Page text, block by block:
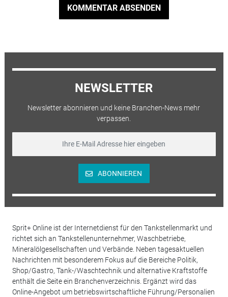
KOMMENTAR ABSENDEN
NEWSLETTER
Newsletter abonnieren und keine Branchen-News mehr
verpassen.
ABONNIEREN
Sprit+ Online ist der Internetdienst für den Tankstellenmarkt und
richtet sich an Tankstellenunternehmer, Waschbetriebe,
Mineralölgesellschaften und Verbände. Neben tagesaktuellen
Nachrichten mit besonderem Fokus auf die Bereiche Politik,
Shop/Gastro, Tank-/Waschtechnik und alternative Kraftstoffe
enthält die Seite ein Branchenverzeichnis. Ergänzt wird das
Online-Angebot um betriebswirtschaftliche Führung/Personalien